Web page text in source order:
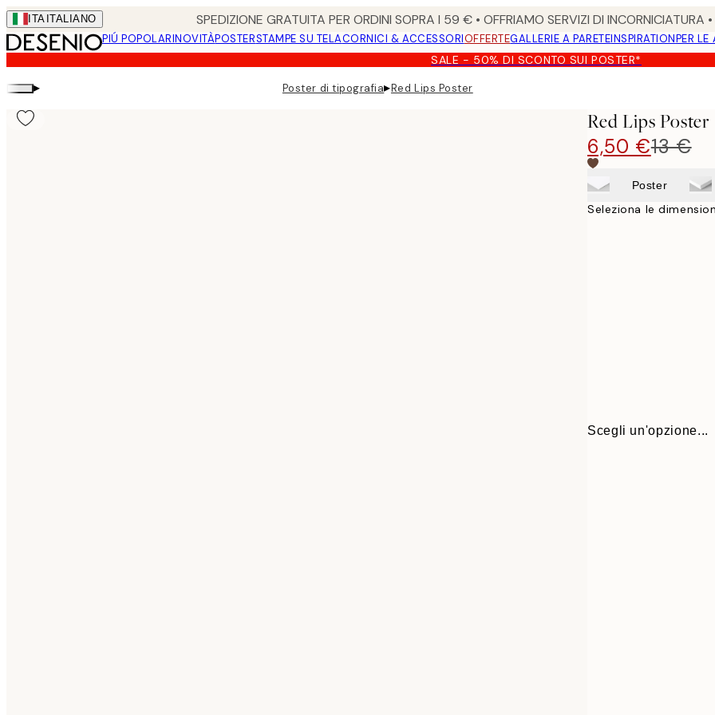
Skip
to
main
content.
ITA ITALIANO SPEDIZIONE GRATUITA PER ORDINI SOPRA I 59 € • OFFRIAMO SERVIZI DI
PIÚ POPOLARINOVITÀPOSTERSTAMPE SU TELACORNICI & ACCESSORIOFFERTEGALLERIE A PARETEINSPIRATIONPER LE
SALE - 50% DI SCONTO SUI POSTER*
▸ Poster di tipografia▸Red Lips Poster
Red Lips Poster
6,50 €13 €
Poster
Seleziona le
Scegli un'opzione...